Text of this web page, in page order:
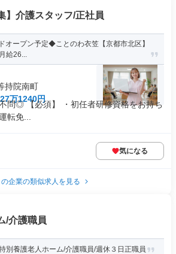
】介護スタッフ/正社員
ープン予定◆ことのわ衣笠【京都市北区】
給26...
持院南町
万1240円
問◎ 【必須】 ・初任者研修資格をお持ち
転免...
気になる
の企業の類似求人を見る
/介護職員
別養護老人ホーム/介護職員/週休３日正職員